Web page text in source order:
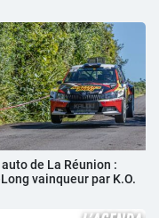
de La Réunion :
vainqueur par K.O.